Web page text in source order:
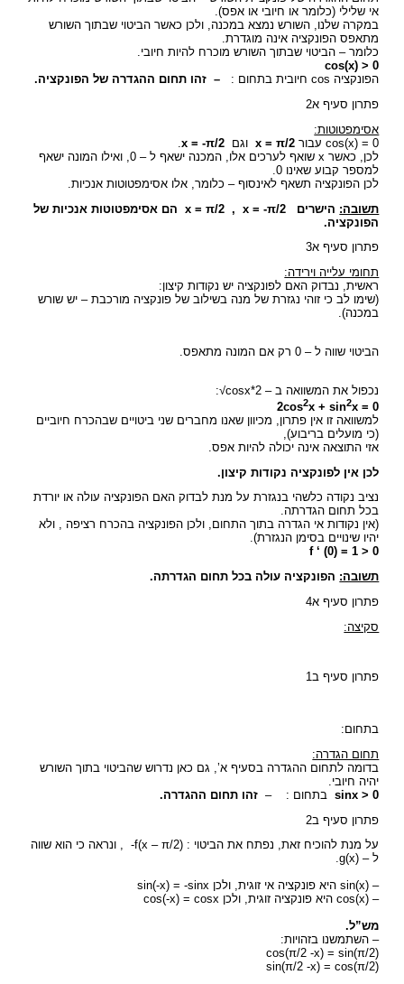
אי שלילי (כלומר או חיובי או אפס).
במקרה שלנו, השורש נמצא במכנה, ולכן כאשר הביטוי שבתוך השורש
מתאפס הפונקציה אינה מוגדרת.
כלומר – הביטוי שבתוך השורש מוכרח להיות חיובי.
cos(x) > 0
הפונקציה cos חיובית בתחום :
– זהו תחום ההגדרה של הפונקציה.
פתרון סעיף א2
אסימפטוטות:
cos(x) = 0 עבור
x = π/2 וגם x = -π/2
.
לכן, כאשר x שואף לערכים אלו, המכנה ישאף ל – 0, ואילו המונה ישאף
למספר קבוע שאינו 0.
לכן הפונקציה תשאף לאינסוף – כלומר, אלו אסימפטוטות אנכיות.
תשובה:
הישרים x = π/2 , x = -π/2 הם אסימפטוטות אנכיות של
הפונקציה.
פתרון סעיף א3
תחומי עלייה וירידה:
ראשית, נבדוק האם לפונקציה יש נקודות קיצון:
(שימו לב כי זוהי נגזרת של מנה בשילוב של פונקציה מורכבת – יש שורש
במכנה).
הביטוי שווה ל – 0 רק אם המונה מתאפס.
נכפול את המשוואה ב – 2*cosx√:
2cos2x + sin2x = 0
למשוואה זו אין פתרון, מכיוון שאנו מחברים שני ביטויים שבהכרח חיוביים
(כי מועלים בריבוע),
אזי התוצאה אינה יכולה להיות אפס.
לכן אין לפונקציה נקודות קיצון.
נציב נקודה כלשהי בנגזרת על מנת לבדוק האם הפונקציה עולה או יורדת
בכל תחום הגדרתה.
(אין נקודות אי הגדרה בתוך התחום, ולכן הפונקציה בהכרח רציפה , ולא
יהיו שינויים בסימן הנגזרת).
f ‘ (0) = 1 > 0
תשובה: הפונקציה עולה בכל תחום הגדרתה.
פתרון סעיף א4
סקיצה:
פתרון סעיף ב1
בתחום:
תחום הגדרה:
בדומה לתחום ההגדרה בסעיף א’, גם כאן נדרוש שהביטוי בתוך השורש
יהיה חיובי.
sinx > 0
בתחום : – זהו תחום ההגדרה.
פתרון סעיף ב2
על מנת להוכיח זאת, נפתח את הביטוי : (f(x – π/2- , ונראה כי הוא שווה
ל – (g(x.
– (sin(x היא פונקציה אי זוגית, ולכן sin(-x) = -sinx
– (cos(x היא פונקציה זוגית, ולכן cos(-x) = cosx
מש”ל.
– השתמשנו בזהויות:
(cos(π/2 -x) = sin(π/2
(sin(π/2 -x) = cos(π/2